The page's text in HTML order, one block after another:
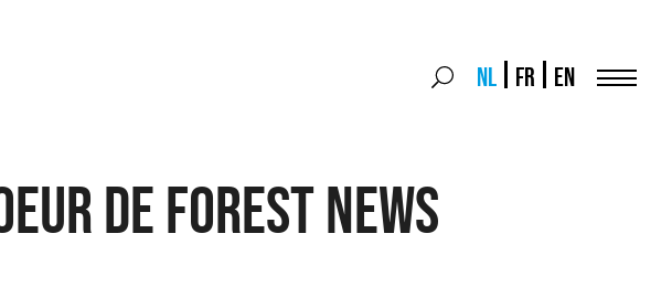
Search
Search
NL FR EN
de Forest news